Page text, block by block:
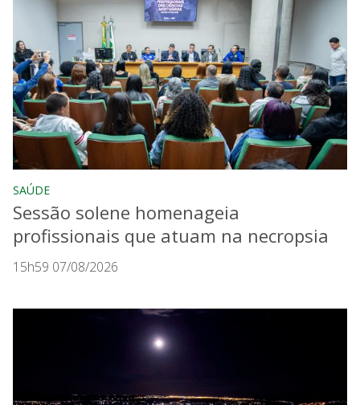
SAÚDE
Sessão solene homenageia
profissionais que atuam na necropsia
15h59 07/08/2026